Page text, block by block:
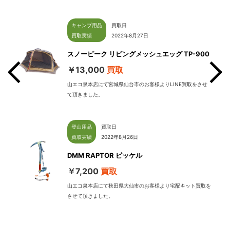
キャンプ用品
買取実績
買取日
2022年8月27日
スノーピーク リビングメッシュエッグ TP-900
￥13,000 買取
山エコ泉本店にて宮城県仙台市のお客様よりLINE買取をさせ
て頂きました。
登山用品
買取実績
買取日
2022年8月26日
DMM RAPTOR ピッケル
￥7,200 買取
山エコ泉本店にて秋田県大仙市のお客様より宅配キット買取を
させて頂きました。